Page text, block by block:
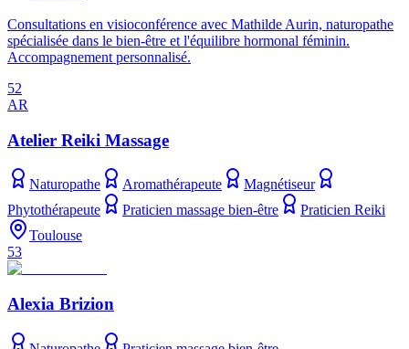
Consultations en visioconférence avec Mathilde Aurin, naturopathe
spécialisée dans le bien-être et l'équilibre hormonal féminin.
Accompagnement personnalisé.
52
AR
Atelier Reiki Massage
Naturopathe Aromathérapeute
Magnétiseur
Phytothérapeute
Praticien massage bien-être
Praticien Reiki
Toulouse
53
Alexia Brizion